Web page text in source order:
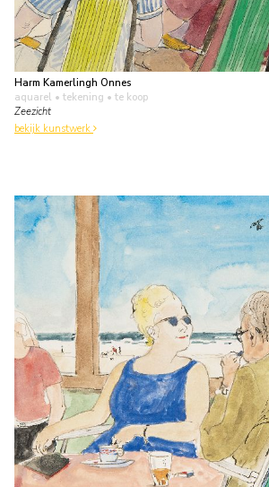
Harm Kamerlingh Onnes
aquarel • tekening • te koop
Zeezicht
bekijk kunstwerk